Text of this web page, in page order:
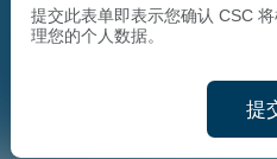
提交此表单即表示您确认 CSC
理您的个人数据。
提